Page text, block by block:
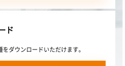
ド
ダウンロードいただけます。